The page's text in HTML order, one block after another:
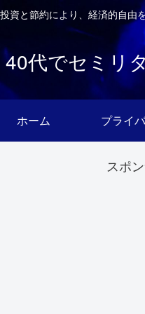
資と節約により、経済的自
40代でセミリ
ホーム プライ
スポ